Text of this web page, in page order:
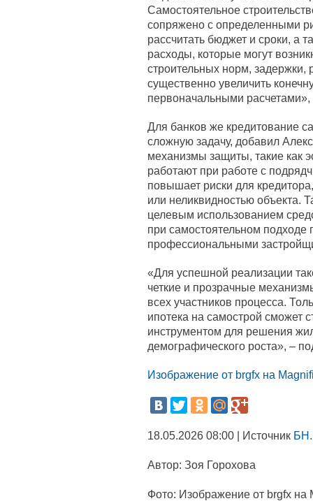
Самостоятельное
сопряжено с определенными
рассчитать бюджет и сроки, а
расходы, которые могут
строительных норм, задержки,
существенно увеличить
первоначальными расчетами»,
Для банков же кредитование
сложную задачу, добавил
механизмы защиты, такие как
работают при работе с
повышает риски для
или неликвидностью объекта.
целевым использованием
при самостоятельном подходе
профессиональными
«Для успешной реализации
четкие и прозрачные
всех участников процесса.
ипотека на самострой сможет
инструментом для решения
демографического роста», –
Изображение от brgfx на
18.05.2026 08:00 | Источник
Автор: Зоя Горохова
Фото: Изображение от brgfx на